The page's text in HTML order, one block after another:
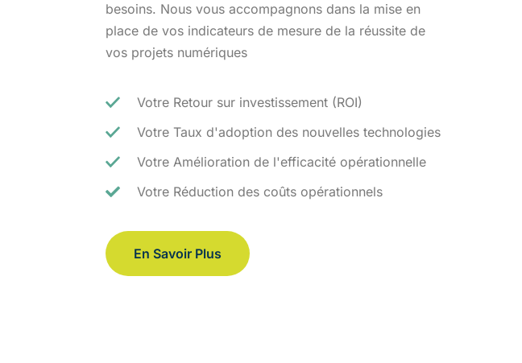
besoins. Nous vous accompagnons dans la mise en
place de vos indicateurs de mesure de la réussite de
vos projets numériques
Votre Retour sur investissement (ROI)
Votre Taux d'adoption des nouvelles technologies
Votre Amélioration de l'efficacité opérationnelle
Votre Réduction des coûts opérationnels
En Savoir Plus